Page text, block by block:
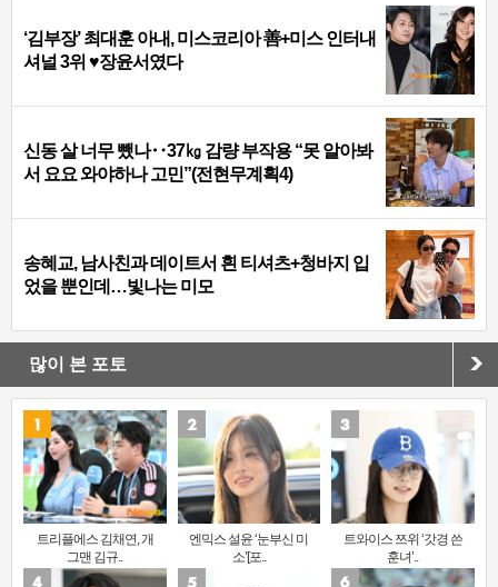
‘김부장’ 최대훈 아내, 미스코리아 善+미스 인터내
셔널 3위 ♥장윤서였다
신동 살 너무 뺐나‥37㎏ 감량 부작용 “못 알아봐
서 요요 와야하나 고민”(전현무계획4)
송혜교, 남사친과 데이트서 흰 티셔츠+청바지 입
었을 뿐인데…빛나는 미모
많이 본 포토
트리플에스 김채연, 개
그맨 김규..
엔믹스 설윤 ‘눈부신 미
소’[포..
트와이스 쯔위 ‘갓경 쓴
훈녀’..